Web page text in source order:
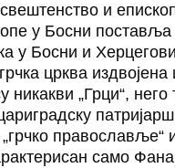
и
у Босни
у Босни и
црква издвојена
„Грци“, него
православље“
само